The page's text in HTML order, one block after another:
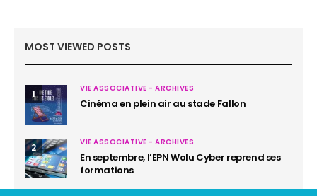
MOST VIEWED POSTS
1 VIE ASSOCIATIVE - ARCHIVES
Cinéma en plein air au stade Fallon
2 VIE ASSOCIATIVE - ARCHIVES
En septembre, l’EPN Wolu Cyber reprend ses
formations